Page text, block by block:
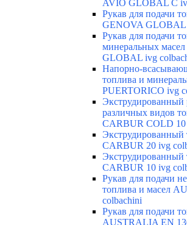
AVIO GLOBAL C
Рукав для подачи
GENOVA GLOBAL
Рукав для подачи
минеральных
GLOBAL ivg
Напорно-
топлива и
PUERTORICO ivg
Экструдированный
различных видов
CARBUR COLD 10
CARBUR 20 ivg
CARBUR 10 ivg
Рукав для подачи
топлива и масел
colbachini
Рукав для подачи
AUSTRALIA EN